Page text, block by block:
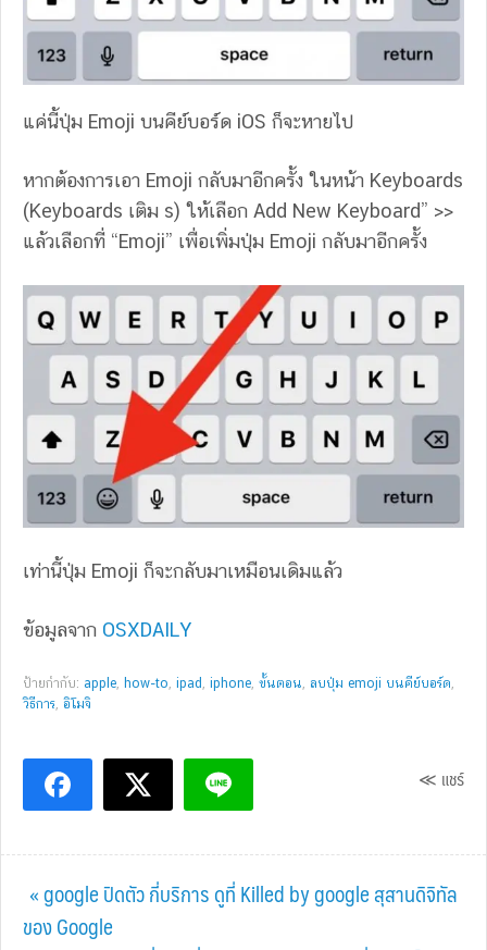
แค่นี้ปุ่ม Emoji บนคีย์บอร์ด iOS ก็จะหายไป
หากต้องการเอา Emoji กลับมาอีกครั้ง ในหน้า Keyboards
(Keyboards เติม s) ให้เลือก Add New Keyboard” >>
แล้วเลือกที่ “Emoji” เพื่อเพิ่มปุ่ม Emoji กลับมาอีกครั้ง
เท่านี้ปุ่ม Emoji ก็จะกลับมาเหมือนเดิมแล้ว
ข้อมูลจาก OSXDAILY
ป้ายกำกับ: apple, how-to, ipad , iphone, ขั้นตอน, ลบปุ่ม emoji บนคีย์บอร์ด,
วิธีการ, อิโมจิ
≪ แชร์
Previous
Post:
« google ปิดตัว กี่บริการ ดูที่ Killed by google สุสานดิจิทัล
ของ Google